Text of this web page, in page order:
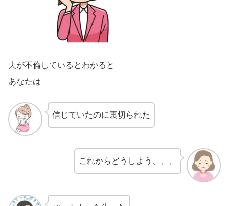
夫が不倫しているとわかると
あなたは
信じていたのに裏切られた
これからどうしよう、、、